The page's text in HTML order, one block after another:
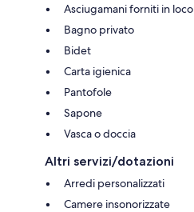
Asciugamani forniti in loco
Bagno privato
Bidet
Carta igienica
Pantofole
Sapone
Vasca o doccia
Altri servizi/dotazioni
Arredi personalizzati
Camere insonorizzate